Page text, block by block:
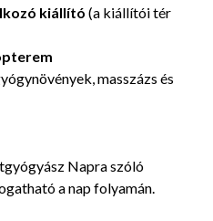
kiállító (a kiállítói tér
masszázs és
Napra szóló
a nap folyamán.